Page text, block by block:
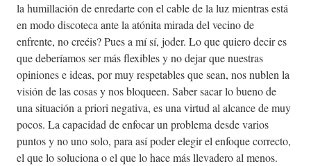
la humillación de enredarte con el cable de la luz mientras está
en modo discoteca ante la atónita mirada del vecino de
enfrente, no creéis? Pues a mí sí, joder. Lo que quiero decir es
que deberíamos ser más flexibles y no dejar que nuestras
opiniones e ideas, por muy respetables que sean, nos nublen la
visión de las cosas y nos bloqueen. Saber sacar lo bueno de
una situación a priori negativa, es una virtud al alcance de muy
pocos. La capacidad de enfocar un problema desde varios
puntos y no uno solo, para así poder elegir el enfoque correcto,
el que lo soluciona o el que lo hace más llevadero al menos.